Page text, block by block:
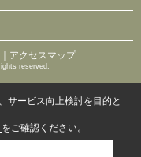
｜アクセスマップ
reserved.
サービス向上検討を目的と
をご確認ください。